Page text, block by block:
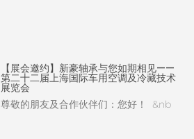
【展会邀约】新豪轴承与您如期相见——
第二十二届上海国际车用空调及冷藏技术
展览会
尊敬的朋友及合作伙伴们：您好！ &nb